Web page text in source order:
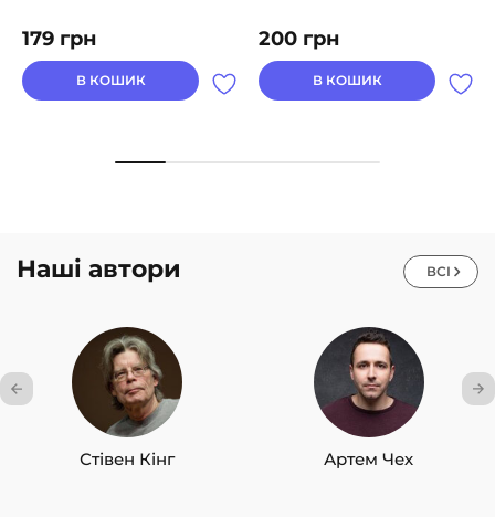
179 грн
В КОШИК
200 грн
В КОШИК
Наші автори ВСІ
Стівен Кінг Артем Чех